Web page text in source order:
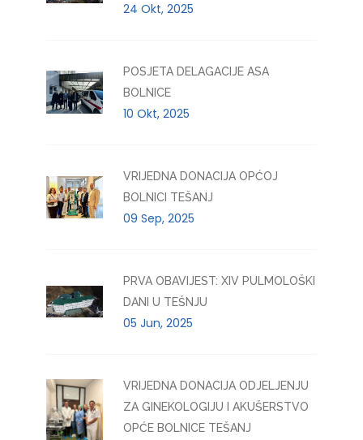
24 Okt, 2025
POSJETA DELAGACIJE ASA
BOLNICE
10 Okt, 2025
VRIJEDNA DONACIJA OPĆOJ
BOLNICI TEŠANJ
09 Sep, 2025
PRVA OBAVIJEST: XIV PULMOLOŠKI
DANI U TEŠNJU
05 Jun, 2025
VRIJEDNA DONACIJA ODJELJENJU
ZA GINEKOLOGIJU I AKUŠERSTVO
OPĆE BOLNICE TEŠANJ